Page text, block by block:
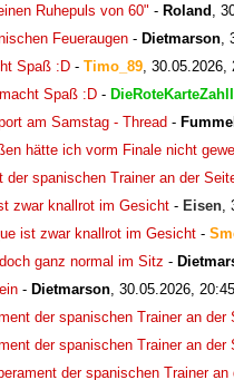
Ruhepuls von 60" - Roland
Feueraugen - Dietmarson
Spaß :D - Timo_89 30.05.2026,
Spaß :D -
am Samstag - Thread -
hätte ich vorm Finale nicht
der spanischen Trainer an der
zwar knallrot im Gesicht - Eisen
ist zwar knallrot im Gesicht -
ganz normal im Sitz -
- Dietmarson 30.05.2026, 20:45
der spanischen Trainer an
der spanischen Trainer an
der spanischen Trainer